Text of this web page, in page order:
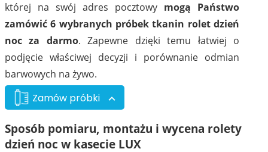
01 02
której na swój adres pocztowy mogą Państwo
zamówić 6 wybranych próbek tkanin rolet dzień
noc za darmo. Zapewne dzięki temu łatwiej o
podjęcie właściwej decyzji i porównanie odmian
barwowych na żywo.
Zamów próbki
Sposób pomiaru, montażu i wycena rolety
dzień noc w kasecie LUX